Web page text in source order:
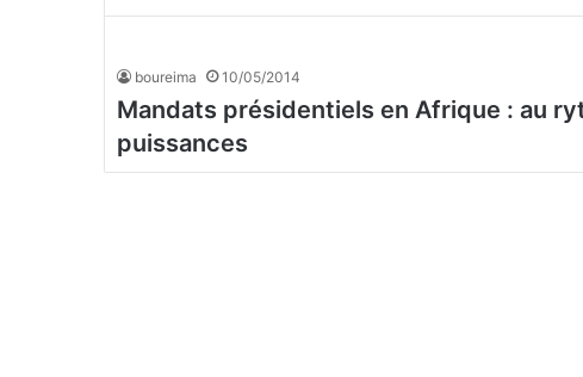
boureima 10/05/2014
Mandats présidentiels en Afrique : au
puissances